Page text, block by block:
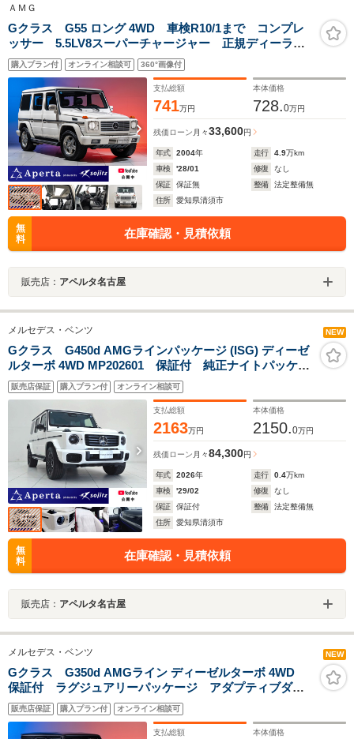
ＡＭＧ
Gクラス G55 ロング 4WD 車検R10/1まで コンプレ
ッサー 5.5LV8スーパーチャージャー 正規ディーラー
車 スライディングサンルーフ 純正AMG18インチ 黒
革 シートヒーター メモリ付パワーシート 純正ナ
ビ ヘッドライトガード
購入プラン付 オンライン相談可 360°画像付
支払総額
741万円
本体価格
728.0万円
残価ローン 月々33,600円
年式 2004年 走行 4.9万km
車検
'28/01 修復
なし
保証
保証無 整備
法定整備無
住所
愛知県清須市
無
料
在庫確認・見積依頼
販売店： アペルタ名古屋
メルセデス・ベンツ NEW
Gクラス G450d AMGラインパッケージ (ISG) ディーゼ
ルターボ 4WD MP202601 保証付 純正ナイトパッケー
ジ ステルスマットフィルム施工 マヌファクトゥーア
プログラムプラス ダイヤモンドステッチ入りナッパレ
ザー 内装プラチナホワイト AMG20インチ レッドキ
ャリパー サンルーフ
販売店保証 購入プラン付 オンライン相談可
支払総額
2163万円
本体価格
2150.0万円
残価ローン 月々84,300円
年式 2026年 走行 0.4万km
車検
'29/02 修復
なし
保証
保証付 整備
法定整備無
住所
愛知県清須市
無
料
在庫確認・見積依頼
販売店： アペルタ名古屋
メルセデス・ベンツ NEW
Gクラス G350d AMGライン ディーゼルターボ 4WD
保証付 ラグジュアリーパッケージ アダプティブダン
ピングシステム サンルーフ ブルメスターオーディ
オ AMG20インチアルミ アダプティブクルーズコント
ロール アップルカープレイ レーダーセーフティPKG
販売店保証 購入プラン付 オンライン相談可
支払総額 本体価格